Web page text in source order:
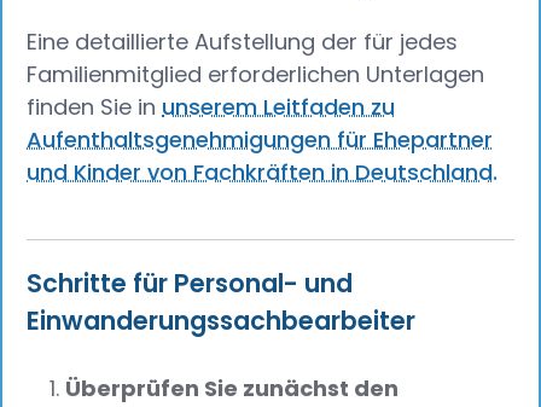
Eine detaillierte Aufstellung der für jedes
Familienmitglied erforderlichen Unterlagen
finden Sie inunserem Leitfaden zu
Aufenthaltsgenehmigungen für Ehepartner
und Kinder von Fachkräften in Deutschland.
Schritte für Personal- und
Einwanderungssachbearbeiter
Überprüfen Sie zunächst den